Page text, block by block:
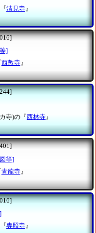
清見寺 』
]
西教寺 』
寺)の『西林寺』
等]
青龍寺 』
専照寺 』